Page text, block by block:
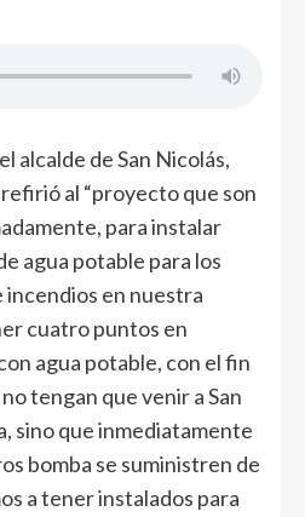
alcalde de San Nicolás,
al “proyecto que son
para instalar
agua potable para los
incendios en nuestra
cuatro puntos en
agua potable, con el fin
tengan que venir a San
sino que inmediatamente
bomba se suministren de
a tener instalados para